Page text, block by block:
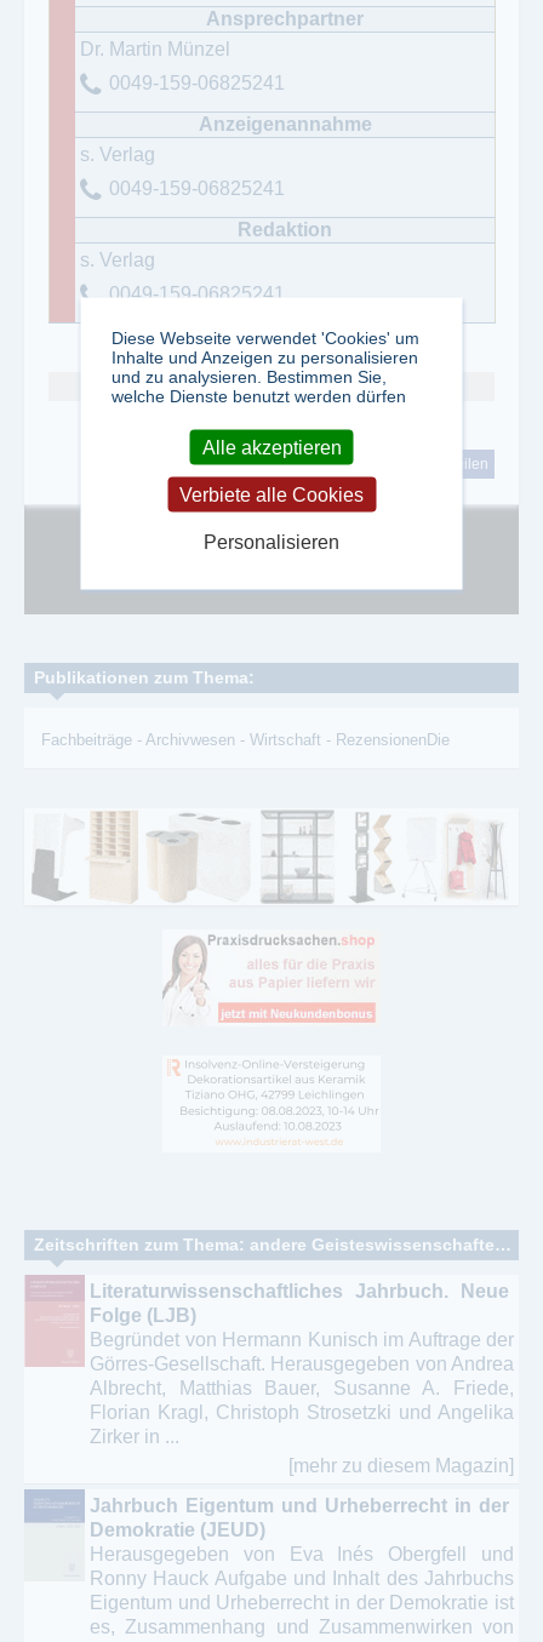
Dr. Martin Münzel
0049-159-06825241
s. Verlag
0049-159-06825241
s. Verlag
0049-159-06825241
Abo kündigen
tweet teilen
Publikationen zum Thema:
Fachbeiträge - Archivwesen - Wirtschaft - RezensionenDie
Zeitschriften zum Thema: andere Geisteswissenschaften - Humanwissenschaften - Kulturwissenschaften
Literaturwissenschaftliches Jahrbuch. Neue
Folge (LJB)
Begründet von Hermann Kunisch im Auftrage der
Görres-Gesellschaft. Herausgegeben von Andrea
Albrecht, Matthias Bauer, Susanne A. Friede,
Florian Kragl, Christoph Strosetzki und Angelika
Zirker in ...
[mehr zu diesem Magazin]
Jahrbuch Eigentum und Urheberrecht in der
Demokratie (JEUD)
Herausgegeben von Eva Inés Obergfell und
Ronny Hauck Aufgabe und Inhalt des Jahrbuchs
Eigentum und Urheberrecht in der Demokratie ist
es, Zusammenhang und Zusammenwirken von
Diese Webseite verwendet 'Cookies' um
Inhalte und Anzeigen zu personalisieren
und zu analysieren. Bestimmen Sie,
welche Dienste benutzt werden dürfen
Alle akzeptieren
Verbiete alle Cookies
Personalisieren